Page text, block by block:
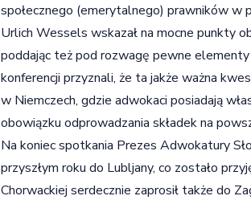
społecznego (emerytalnego) prawników w
Urlich Wessels wskazał na mocne punkty
poddając też pod rozwagę pewne
konferencji przyznali, że ta jakże ważna
w Niemczech, gdzie adwokaci posiadają
obowiązku odprowadzania składek na
Na koniec spotkania Prezes Adwokatury
przyszłym roku do Lubljany, co zostało
Chorwackiej serdecznie zaprosił także do